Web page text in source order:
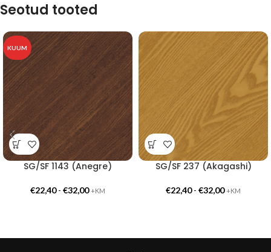
Seotud tooted
KUUM
SG/SF 1143 (Anegre)
€22,40- €32,00 +KM
SG/SF 237 (Akagashi)
€22,40- €32,00 +KM